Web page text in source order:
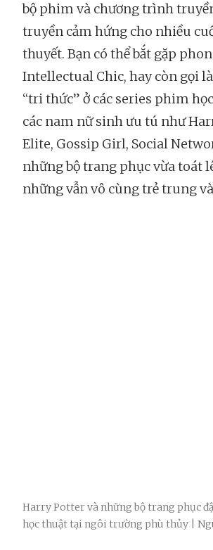
bộ phim và chương trình
truyền cảm hứng cho nhiều
thuyết. Bạn có thể bắt gặp
Intellectual Chic, hay còn gọi
“tri thức” ở các series phim
các nam nữ sinh ưu tú như
Elite, Gossip Girl, Social
những bộ trang phục vừa toát
những vẫn vô cùng trẻ trung
Harry Potter và những bộ trang phục
học thuật tại ngôi trường phù thủy |